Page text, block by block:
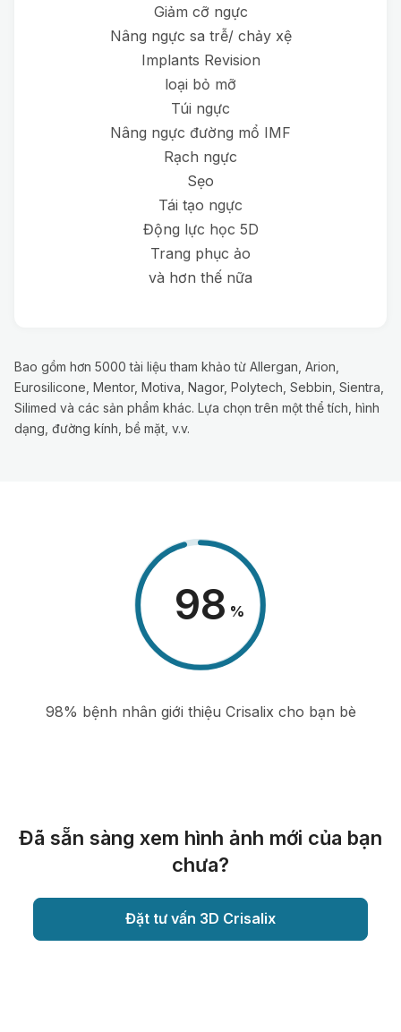
Giảm cỡ ngực
Nâng ngực sa trễ/ chảy xệ
Implants Revision
loại bỏ mỡ
Túi ngực
Nâng ngực đường mổ IMF
Rạch ngực
Sẹo
Tái tạo ngực
Động lực học 5D
Trang phục ảo
và hơn thế nữa
Bao gồm hơn 5000 tài liệu tham khảo từ Allergan, Arion,
Eurosilicone, Mentor, Motiva, Nagor, Polytech, Sebbin, Sientra,
Silimed và các sản phẩm khác. Lựa chọn trên một thể tích, hình
dạng, đường kính, bề mặt, v.v.
98 %
98% bệnh nhân giới thiệu Crisalix cho bạn bè
Đã sẵn sàng xem hình ảnh mới của bạn
chưa?
Đặt tư vấn 3D Crisalix